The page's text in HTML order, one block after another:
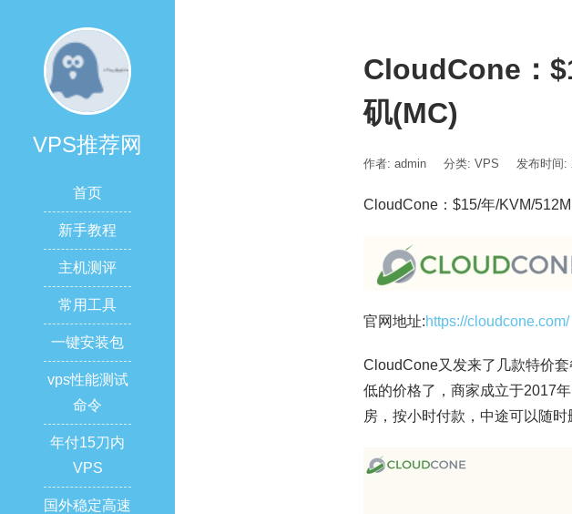
VPS推荐网
首页
新手教程
主机测评
常用工具
一键安装包
vps性能测试
命令
年付15刀内
VPS
国外稳定高速
CloudCone：
矶(MC)
作者: admin 分类: VPS 发布时间:
CloudCone：$15/年/KVM/
官网地址:https://cloudcone.com/
CloudCone又发来了几款特价
低的价格了，商家成立于2017
房，按小时付款，中途可以随时